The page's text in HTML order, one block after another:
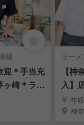
補
迎＊手当充
崎＊ラー
ラー
【
入】
門店
年
神